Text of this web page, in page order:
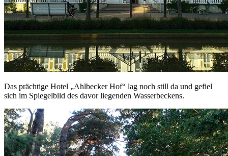
Das prächtige Hotel „Ahlbecker Hof“ lag noch still da und gefiel
sich im Spiegelbild des davor liegenden Wasserbeckens.